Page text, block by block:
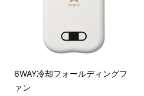
6WAY冷却フォールディングフ
ァン